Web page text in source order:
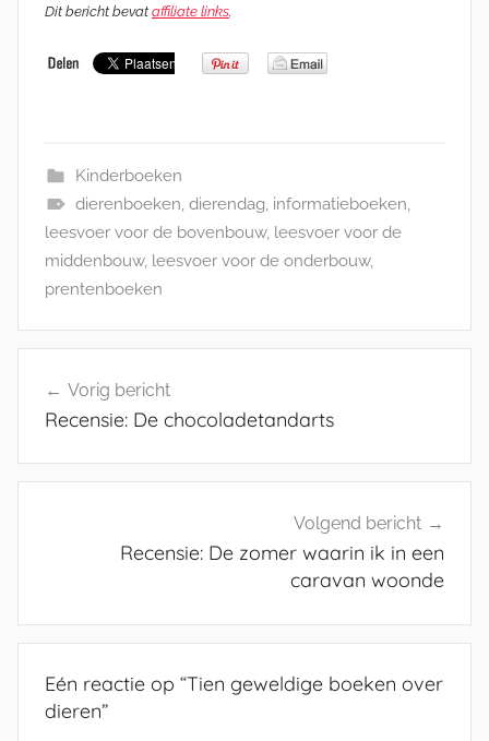
Dit bericht bevat affiliate links.
Kinderboeken
dierenboeken, dierendag, informatieboeken,
leesvoer voor de bovenbouw, leesvoer voor de
middenbouw, leesvoer voor de onderbouw,
prentenboeken
navigatie
Vorig bericht
Recensie: De chocoladetandarts
Volgend bericht
Recensie: De zomer waarin ik in een
caravan woonde
Eén reactie op “Tien geweldige boeken over
dieren”